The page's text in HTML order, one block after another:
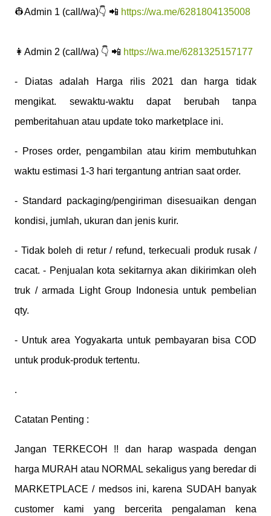
👷Admin 1 (call/wa)👇 📲 https://wa.me/6281804135008
👩Admin 2 (call/wa) 👇 📲 https://wa.me/6281325157177
- Diatas adalah Harga rilis 2021 dan harga tidak
mengikat. sewaktu-waktu dapat berubah tanpa
pemberitahuan atau update toko marketplace ini.
- Proses order, pengambilan atau kirim membutuhkan
waktu estimasi 1-3 hari tergantung antrian saat order.
- Standard packaging/pengiriman disesuaikan dengan
kondisi, jumlah, ukuran dan jenis kurir.
- Tidak boleh di retur / refund, terkecuali produk rusak /
cacat. - Penjualan kota sekitarnya akan dikirimkan oleh
truk / armada Light Group Indonesia untuk pembelian
qty.
- Untuk area Yogyakarta untuk pembayaran bisa COD
untuk produk-produk tertentu.
.
Catatan Penting :
Jangan TERKECOH !! dan harap waspada dengan
harga MURAH atau NORMAL sekaligus yang beredar di
MARKETPLACE / medsos ini, karena SUDAH banyak
customer kami yang bercerita pengalaman kena